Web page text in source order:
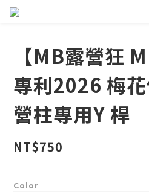
【MB露營狂
專利2026 梅
營柱專用Y 桿
NT$750
Color